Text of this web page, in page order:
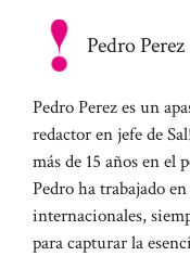
Pedro Perez
Pedro Perez es un
redactor en jefe de
más de 15 años en
Pedro ha trabajado
internacionales,
para capturar la